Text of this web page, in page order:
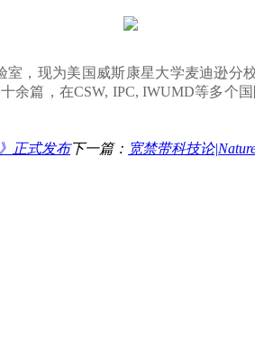
，现为美国威斯康星大学麦迪逊
余篇，在CSW, IPC, IWUMD等多个
正式发布下一篇： 宽禁带科技论